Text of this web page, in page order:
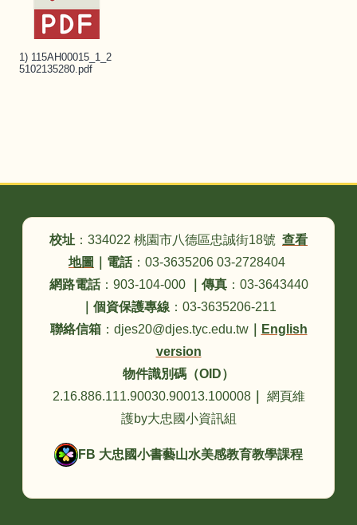
1) 115AH00015_1_2
5102135280.pdf
校址 ：334022 桃園市八德區忠誠街18號 查看
地圖
電話：03-3635206 03-2728404
網路電話：903-104-000 傳真：03-3643440
個資保護專線 ：03-3635206-211
聯絡信箱：djes20@djes.tyc.edu.tw｜
English
version
物件識別碼（OID）
2.16.886.111.90030.90013.100008｜
網頁維
護by大忠國小資訊組
FB 大忠國小書藝山水美感教育教學課程